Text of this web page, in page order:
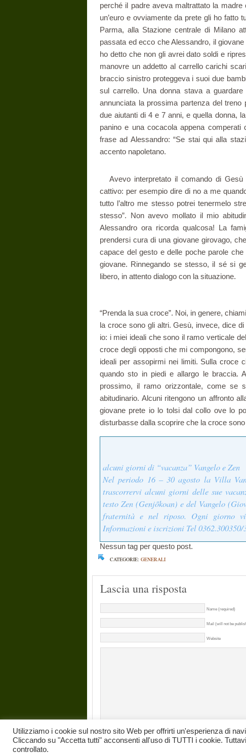
perché il padre aveva maltrattato la
un’euro e ovviamente da prete gli ho fatto
Parma, alla Stazione centrale di Milano
passata ed ecco che Alessandro, il
ho detto che non gli avrei dato soldi e
manovre un addetto al carrello carichi
braccio sinistro proteggeva i suoi due
sul carrello. Una donna stava a
annunciata la prossima partenza del
due aiutanti di 4 e 7 anni, e quella donna,
panino e una cocacola appena
frase ad Alessandro: “Se stai qui alla
accento napoletano.
Avevo interpretato il comando di
cattivo: per esempio dire di no a me
tutto l’altro me stesso potrei tenermelo
stesso”. Non avevo mollato il mio
Alessandro ora ricorda qualcosa! La
prendersi cura di una giovane girovago,
capace del gesto e delle poche parole
giovane. Rinnegando se stesso, il sé si
libero, in attento dialogo con la situazione.
“Prenda la sua croce”. Noi, in genere,
la croce sono gli altri. Gesù, invece, dice
io: i miei ideali che sono il ramo verticale
croce degli opposti che mi compongono,
ideali per assopirmi nei limiti. Sulla croce
quando sto in piedi e allargo le braccia.
prossimo, il ramo orizzontale, come se
abitudinario. Alcuni ritengono un affronto
giovane prete io lo tolsi dal collo ove lo
disturbasse dalla scoprire che la croce
alcuni giorni di “vacanza” Vangelo e Zen
Nel periodo 16 – 30 agosto la Villa
trascorrervi alcuni giorni delle sue
testo Zen (Genjõkoan) e del Vangelo
fraternità e nel riposo. Ogni giorno
Informazioni e iscrizioni Tel 0362.300350/
Nessun tag per questo post.
CATEGORIE: GENERALI
Lascia una risposta
Name (required)
Mail (will not be
Website
Utilizziamo i cookie sul nostro sito Web per offrirti un'esperienza di
Cliccando su "Accetta tutti" acconsenti all'uso di TUTTI i cookie.
controllato.